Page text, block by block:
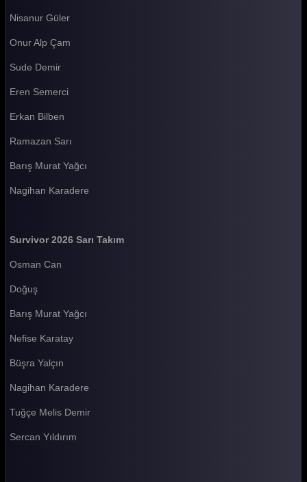
Survivor 2026 72. Bölüm
Survivor 2026 71. Bölüm
Survivor 2026 70. Bölüm
Survivor 2026 69. Bölüm
Survivor 2026 68. Bölüm
Survivor 2026 67. Bölüm
Survivor 2026 66. Bölüm
Survivor 2026 65. Bölüm
Survivor 2026 63. Bölüm
Survivor 2026 62. Bölüm
Survivor 2026 60. Bölüm
Survivor 2026 59. Bölüm
Survivor 2026 58. Bölüm
Survivor 2026 57. Bölüm
Survivor 2026 56. Bölüm
Survivor 2026 55. Bölüm
Nisanur Güler
Onur Alp Çam
Sude Demir
Eren Semerci
Erkan Bilben
Ramazan Sarı
Barış Murat Yağcı
Nagihan Karadere
Survivor 2026 Sarı Takım
Osman Can
Doğuş
Barış Murat Yağcı
Nefise Karatay
Büşra Yalçın
Nagihan Karadere
Tuğçe Melis Demir
Sercan Yıldırım